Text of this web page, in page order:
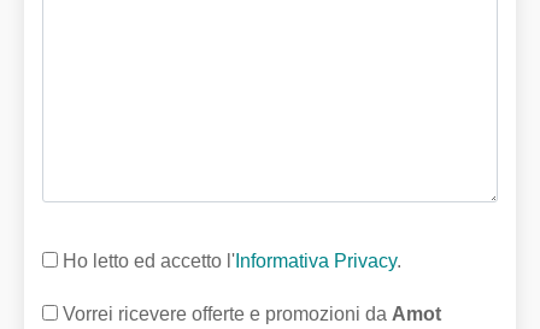
Ho letto ed accetto l' Informativa Privacy.
Vorrei ricevere offerte e promozioni da Amot